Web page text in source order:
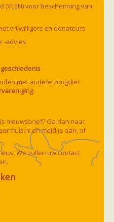
detector
voor bescherming van
vrijwilligers en donateurs
-advies
geschiedenis
met andere zoogdier
nieuwsbrief? Ga dan naar
en meld je aan, of
We zullen uw contact